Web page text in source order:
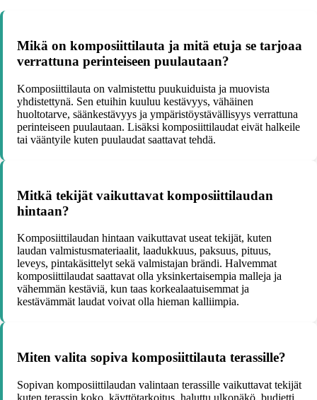
Mikä on komposiittilauta ja mitä etuja se tarjoaa
verrattuna perinteiseen puulautaan?
Komposiittilauta on valmistettu puukuiduista ja muovista
yhdistettynä. Sen etuihin kuuluu kestävyys, vähäinen
huoltotarve, säänkestävyys ja ympäristöystävällisyys verrattuna
perinteiseen puulautaan. Lisäksi komposiittilaudat eivät halkeile
tai vääntyile kuten puulaudat saattavat tehdä.
Mitkä tekijät vaikuttavat komposiittilaudan
hintaan?
Komposiittilaudan hintaan vaikuttavat useat tekijät, kuten
laudan valmistusmateriaalit, laadukkuus, paksuus, pituus,
leveys, pintakäsittelyt sekä valmistajan brändi. Halvemmat
komposiittilaudat saattavat olla yksinkertaisempia malleja ja
vähemmän kestäviä, kun taas korkealaatuisemmat ja
kestävämmät laudat voivat olla hieman kalliimpia.
Miten valita sopiva komposiittilauta terassille?
Sopivan komposiittilaudan valintaan terassille vaikuttavat tekijät
kuten terassin koko, käyttötarkoitus, haluttu ulkonäkö, budjetti